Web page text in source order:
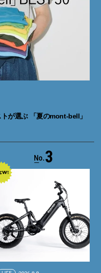
が選ぶ 「夏のmont-bell」
3